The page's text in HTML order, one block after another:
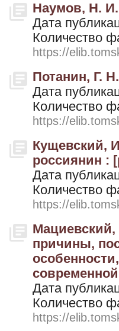
Наумов, Н. И.
Дата
Количество
https://
Потанин, Г.
Дата
Количество
https://
Кущевский,
россиянин :
Дата
Количество
https://
Мациевский,
причины,
Дата
Количество
https://